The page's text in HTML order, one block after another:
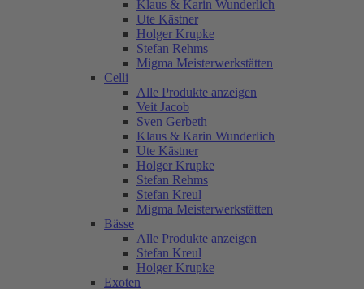
Klaus & Karin Wunderlich
Ute Kästner
Holger Krupke
Stefan Rehms
Migma Meisterwerkstätten
Celli
Alle Produkte anzeigen
Veit Jacob
Sven Gerbeth
Klaus & Karin Wunderlich
Ute Kästner
Holger Krupke
Stefan Rehms
Stefan Kreul
Migma Meisterwerkstätten
Bässe
Alle Produkte anzeigen
Stefan Kreul
Holger Krupke
Exoten